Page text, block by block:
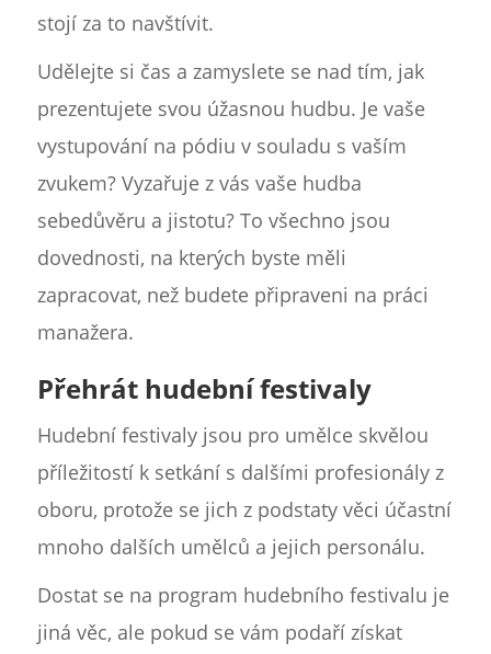
stojí za to navštívit.
Udělejte si čas a zamyslete se nad tím, jak
prezentujete svou úžasnou hudbu. Je vaše
vystupování na pódiu v souladu s vaším
zvukem? Vyzařuje z vás vaše hudba
sebedůvěru a jistotu? To všechno jsou
dovednosti, na kterých byste měli
zapracovat, než budete připraveni na práci
manažera.
Přehrát hudební festivaly
Hudební festivaly jsou pro umělce skvělou
příležitostí k setkání s dalšími profesionály z
oboru, protože se jich z podstaty věci účastní
mnoho dalších umělců a jejich personálu.
Dostat se na program hudebního festivalu je
jiná věc, ale pokud se vám podaří získat